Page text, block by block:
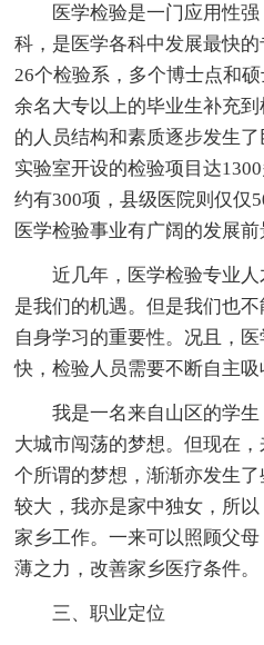
医学检验是一门应用性
科，是医学各科中发展最快
26个检验系，多个博士点和
余名大专以上的毕业生补充
的人员结构和素质逐步发生
实验室开设的检验项目达
约有300项，县级医院则仅仅
医学检验事业有广阔的发展前
近几年，医学检验专业
是我们的机遇。但是我们也
自身学习的重要性。况且，
快，检验人员需要不断自主吸
我是一名来自山区的学
大城市闯荡的梦想。但现在
个所谓的梦想，渐渐亦发生
较大，我亦是家中独女，所
家乡工作。一来可以照顾父
薄之力，改善家乡医疗条件。
三、职业定位